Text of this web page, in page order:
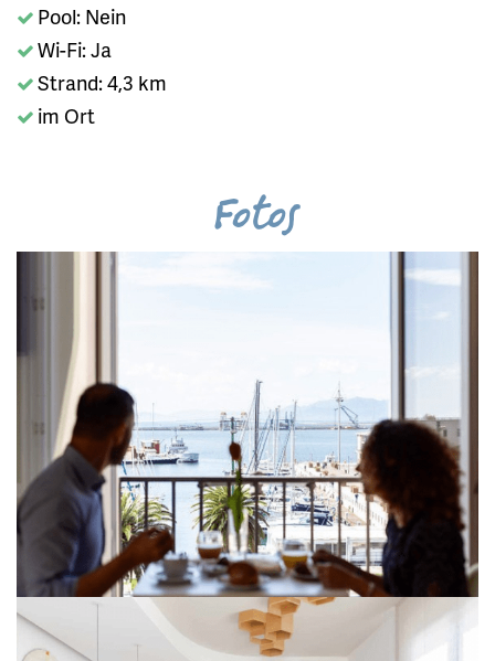
Pool: Nein
Wi-Fi: Ja
Strand: 4,3 km
im Ort
Fotos